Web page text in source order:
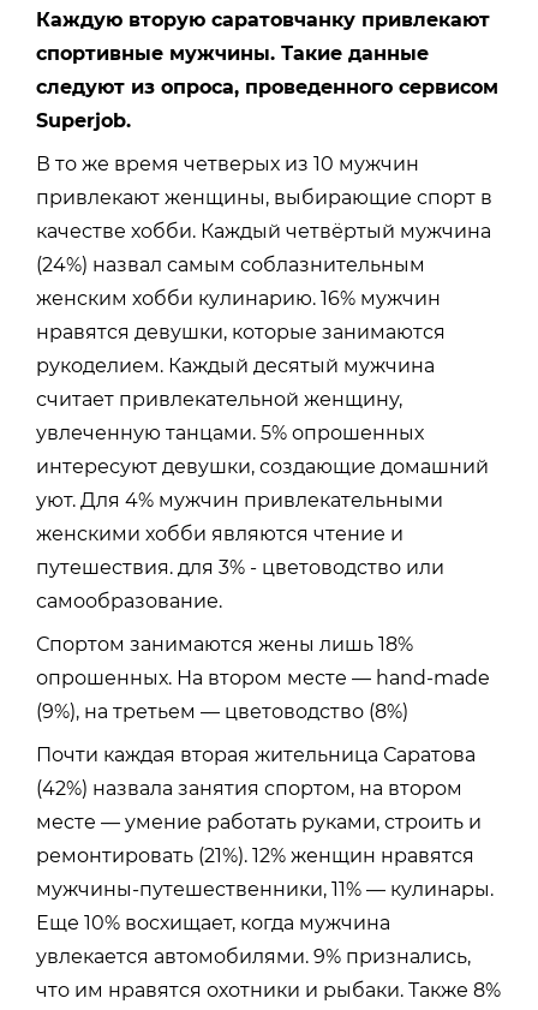
Каждую вторую саратовчанку привлекают
спортивные мужчины. Такие данные
следуют из опроса, проведенного сервисом
Superjob.
В то же время четверых из 10 мужчин
привлекают женщины, выбирающие спорт в
качестве хобби. Каждый четвёртый мужчина
(24%) назвал самым соблазнительным
женским хобби кулинарию. 16% мужчин
нравятся девушки, которые занимаются
рукоделием. Каждый десятый мужчина
считает привлекательной женщину,
увлеченную танцами. 5% опрошенных
интересуют девушки, создающие домашний
уют. Для 4% мужчин привлекательными
женскими хобби являются чтение и
путешествия. для 3% - цветоводство или
самообразование.
Спортом занимаются жены лишь 18%
опрошенных. На втором месте — hand-made
(9%), на третьем — цветоводство (8%)
Почти каждая вторая жительница Саратова
(42%) назвала занятия спортом, на втором
месте — умение работать руками, строить и
ремонтировать (21%). 12% женщин нравятся
мужчины-путешественники, 11% — кулинары.
Еще 10% восхищает, когда мужчина
увлекается автомобилями. 9% признались,
что им нравятся охотники и рыбаки. Также 8%